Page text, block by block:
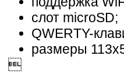
слот microSD;
QWERTY-
размеры
